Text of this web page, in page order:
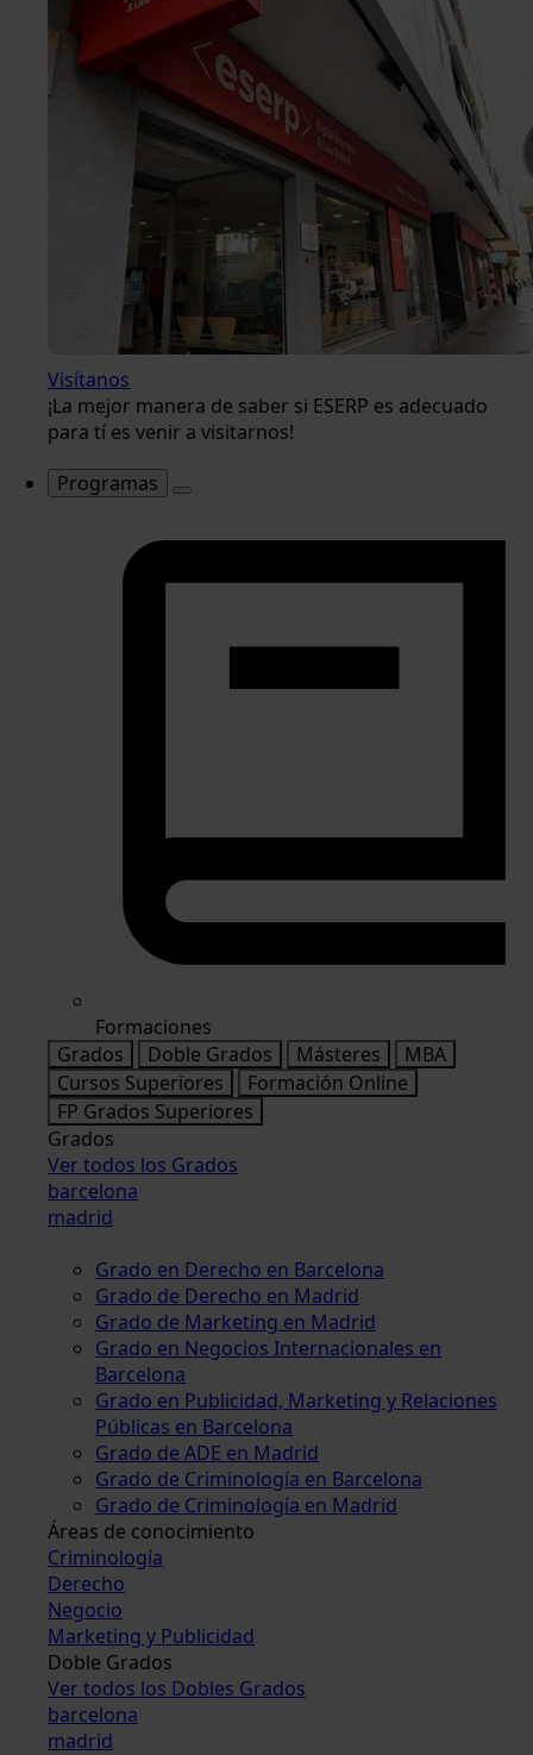
Visítanos
¡La mejor manera de saber si ESERP es adecuado
para tí es venir a visitarnos!
Programas
Formaciones
Grados
Doble Grados Másteres
MBA
Cursos Superiores
Formación Online
FP Grados Superiores
Grados
Ver todos los Grados
barcelona
madrid
Grado en Derecho en Barcelona
Grado de Derecho en Madrid
Grado de Marketing en Madrid
Grado en Negocios Internacionales en
Barcelona
Grado en Publicidad, Marketing y Relaciones
Públicas en Barcelona
Grado de ADE en Madrid
Grado de Criminología en Barcelona
Grado de Criminología en Madrid
Áreas de conocimiento
Criminología
Derecho
Negocio
Marketing y Publicidad
Doble Grados
Ver todos los Dobles Grados
barcelona
madrid